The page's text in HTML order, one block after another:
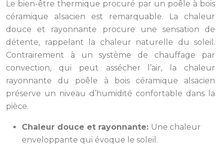
Le bien-être thermique procuré par un poêle à bois
céramique alsacien est remarquable. La chaleur
douce et rayonnante procure une sensation de
détente, rappelant la chaleur naturelle du soleil.
Contrairement à un système de chauffage par
convection, qui peut assécher l’air, la chaleur
rayonnante du poêle à bois céramique alsacien
préserve un niveau d’humidité confortable dans la
pièce.
Chaleur douce et rayonnante: Une chaleur
enveloppante qui évoque le soleil.